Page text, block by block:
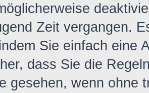
Zeit vergangen.
Sie einfach eine
dass Sie die
gesehen, wenn ohne